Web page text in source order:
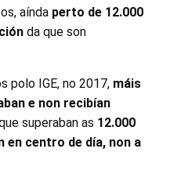
aínda perto de 12.000
da que son
polo IGE, no 2017, máis
e non recibían
superaban as 12.000
en centro de día, non a